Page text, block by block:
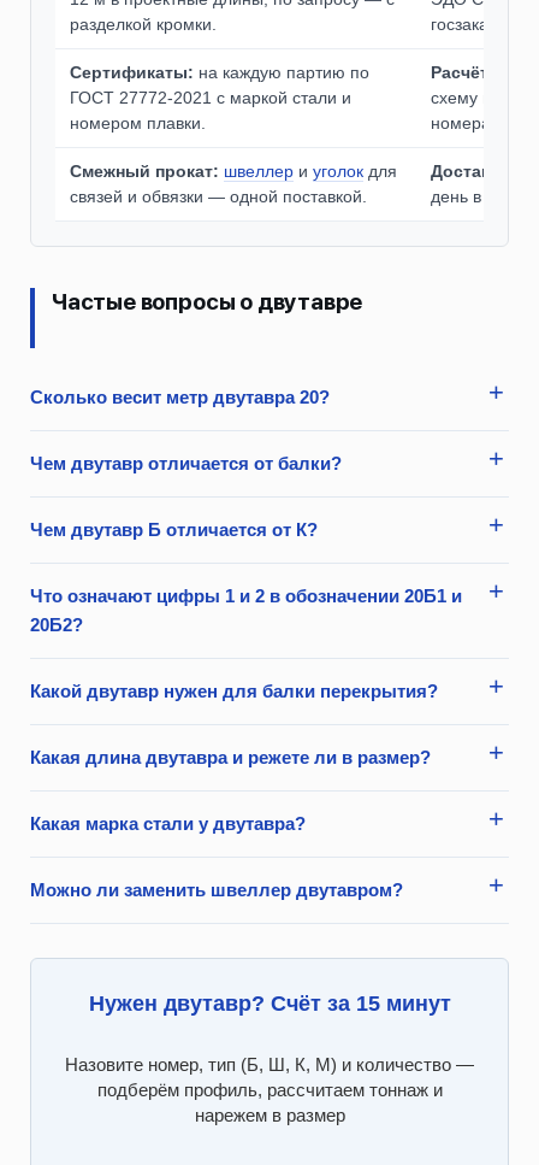
разделкой кромки.
госзаказа.
Сертификаты: на каждую партию по
ГОСТ 27772-2021 с маркой стали и
номером плавки.
Расчёт
схему в
номерам.
Смежный прокат: швеллер и уголок для
связей и обвязки — одной поставкой.
Доставка:
день в день
Частые вопросы о двутавре
Сколько весит метр двутавра 20?
Чем двутавр отличается от балки?
Чем двутавр Б отличается от К?
Что означают цифры 1 и 2 в обозначении 20Б1 и
20Б2?
Какой двутавр нужен для балки перекрытия?
Какая длина двутавра и режете ли в размер?
Какая марка стали у двутавра?
Можно ли заменить швеллер двутавром?
Нужен двутавр? Счёт за 15 минут
Назовите номер, тип (Б, Ш, К, М) и количество —
подберём профиль, рассчитаем тоннаж и
нарежем в размер